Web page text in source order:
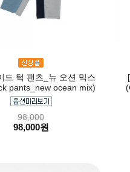
드 턱 팬츠_뉴 오션 믹스
pants_new ocean mix)
98,000
98,000원